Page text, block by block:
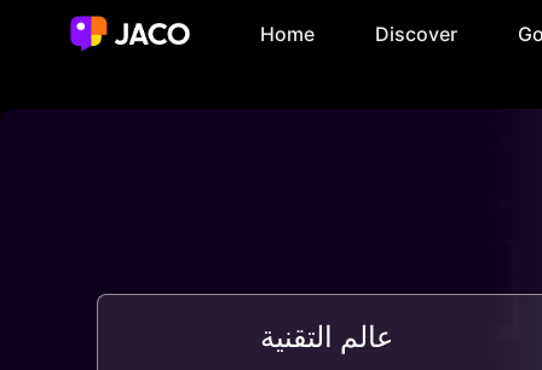
Home Discover
عالم التقنية